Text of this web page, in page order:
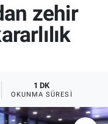
zehir
1 DK
OKUNMA SÜRESI